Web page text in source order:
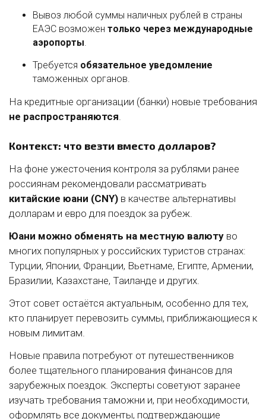
Вывоз любой суммы наличных рублей в страны
ЕАЭС возможен только через международные
аэропорты.
Требуется обязательное уведомление
таможенных органов.
На кредитные организации (банки) новые требования
не распространяются.
Контекст: что везти вместо долларов?
На фоне ужесточения контроля за рублями ранее
россиянам рекомендовали рассматривать
китайские юани (CNY) в качестве альтернативы
долларам и евро для поездок за рубеж.
Юани можно обменять на местную валюту во
многих популярных у российских туристов странах:
Турции, Японии, Франции, Вьетнаме, Египте, Армении,
Бразилии, Казахстане, Таиланде и других.
Этот совет остаётся актуальным, особенно для тех,
кто планирует перевозить суммы, приближающиеся к
новым лимитам.
Новые правила потребуют от путешественников
более тщательного планирования финансов для
зарубежных поездок. Эксперты советуют заранее
изучать требования таможни и, при необходимости,
оформлять все документы, подтверждающие